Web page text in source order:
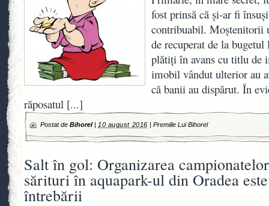
fost prinsă că şi-ar fi
contribuabil. Moştenitorii
de recuperat de la
plătiţi în avans cu titlu de
imobil vândut ulterior au
că banii au dispărut. În
răposatul [...]
Postat de Bihorel| 10 august 2016 | Premiile Lui Bihorel
Salt în gol: Organizarea
sărituri în aquapark-ul din Oradea
întrebării